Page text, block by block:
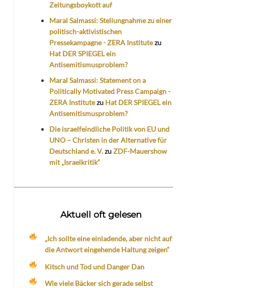
Zeitungsboykott auf
Maral Salmassi: Stellungnahme zu einer
politisch-aktivistischen
Pressekampagne - ZERA Institutezu
Hat DER SPIEGEL ein
Antisemitismusproblem?
Maral Salmassi: Statement on a
Politically Motivated Press Campaign -
ZERA Institutezu Hat DER SPIEGEL ein
Antisemitismusproblem?
Die israelfeindliche Politik von EU und
UNO – Christen in der Alternative für
Deutschland e. V.zuZDF-Mauershow
mit „Israelkritik“
Aktuell oft gelesen
„Ich sollte eine einladende, aber nicht auf
die Antwort eingehende Haltung zeigen“
Kitsch und Tod und Danger Dan
Wie viele Bäcker sich gerade selbst